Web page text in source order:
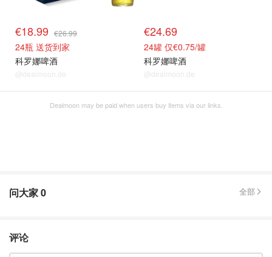
€18.99 €26.99
24瓶 送货到家
科罗娜啤酒
@dealmoon.de
€24.69
24罐 仅€0.75/罐
科罗娜啤酒
@dealmoon.de
Dealmoon may be paid when users buy items via our links.
问大家0 全部
评论